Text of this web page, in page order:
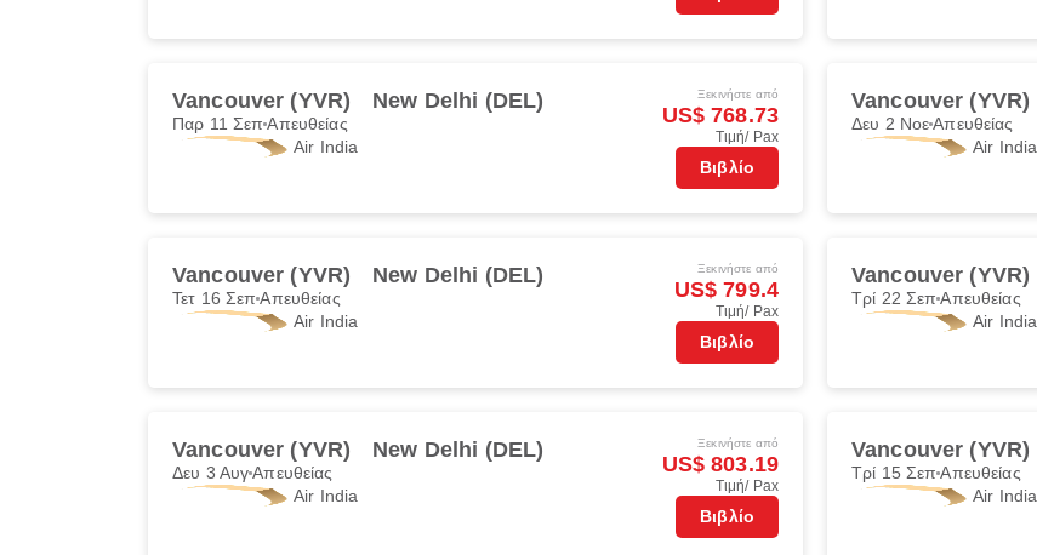
Vancouver (YVR) New Delhi (DEL)
Παρ 11 ΣεπΑπευθείας
Air India
Ξεκινήστε από
US$ 768.73
Τιμή/ Pax
Βιβλίο
Vancouver (YVR)
Δευ 2 ΝοεΑπευθείας
Air India
Vancouver (YVR) New Delhi (DEL)
Τετ 16 ΣεπΑπευθείας
Air India
Ξεκινήστε από
US$ 799.4
Τιμή/ Pax
Βιβλίο
Vancouver (YVR)
Τρί 22 ΣεπΑπευθείας
Air India
Vancouver (YVR) New Delhi (DEL)
Δευ 3 ΑυγΑπευθείας
Air India
Ξεκινήστε από
US$ 803.19
Τιμή/ Pax
Βιβλίο
Vancouver (YVR)
Τρί 15 ΣεπΑπευθείας
Air India